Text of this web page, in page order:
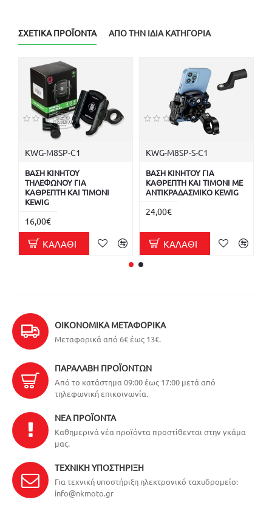
ΣΧΕΤΙΚΆ ΠΡΟΪΌΝΤΑ ΑΠΌ ΤΗΝ ΊΔΙΑ ΚΑΤΗΓΟΡΊΑ
KWG-M8SP-C1
ΒΑΣΗ ΚΙΝΗΤΟΥ
ΤΗΛΕΦΩΝΟΥ ΓΙΑ
ΚΑΘΡΕΠΤΗ ΚΑΙ ΤΙΜΟΝΙ
KEWIG
16,00€
ΚΑΛΆΘΙ
KWG-M8SP-S-C1
ΒΑΣΗ ΚΙΝΗΤΟΥ ΓΙΑ
ΚΑΘΡΕΠΤΗ ΚΑΙ ΤΙΜΟΝΙ ΜΕ
ΑΝΤΙΚΡΑΔΑΣΜΙΚΟ KEWIG
24,00€
ΚΑΛΆΘΙ
ΟΙΚΟΝΟΜΙΚΆ ΜΕΤΑΦΟΡΙΚΆ
Μεταφορικά από 6€ έως 13€.
ΠΑΡΑΛΑΒΉ ΠΡΟΪΌΝΤΩΝ
Από το κατάστημα 09:00 έως 17:00 μετά από
τηλεφωνική επικοινωνία.
ΝΈΑ ΠΡΟΪΌΝΤΑ
Καθημερινά νέα προϊόντα προστίθενται στην γκάμα
μας.
ΤΕΧΝΙΚΉ ΥΠΟΣΤΉΡΙΞΗ
Για τεχνική υποστήριξη ηλεκτρονικό ταχυδρομείο:
info@nkmoto.gr